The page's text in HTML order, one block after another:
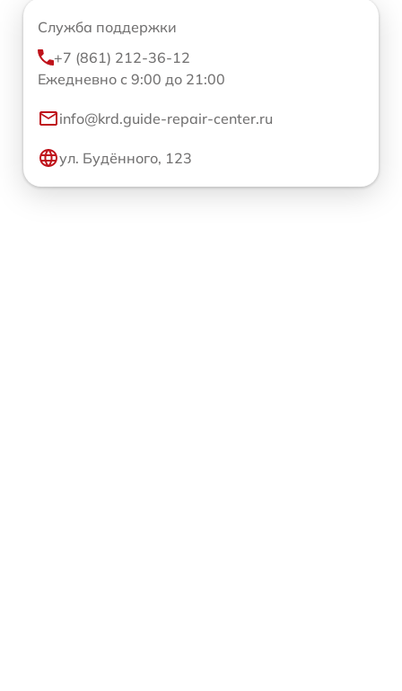
Служба поддержки
+7 (861) 212-36-12
Ежедневно с 9:00 до 21:00
info@krd.guide-repair-center.ru
ул. Будённого, 123